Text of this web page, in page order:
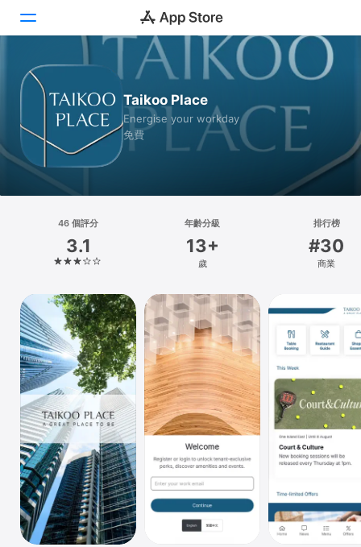
遊戲
App
Vision
Watch
TV
Taikoo Place
Energise your workday
免費
46 個評分
3.1
年齡分級
13+
歲
排行榜
#30
商業